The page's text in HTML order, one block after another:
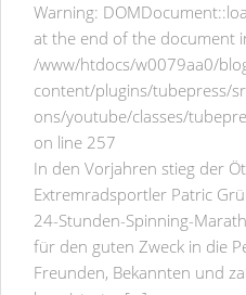
Warning:
at the end of the document
/www/htdocs/w0079aa0/
content/plugins/tubepress/
ons/youtube/classes/
on line 257
In den Vorjahren stieg der
Extremradsportler Patric
24-Stunden-Spinning-
für den guten Zweck in die
Freunden, Bekannten und